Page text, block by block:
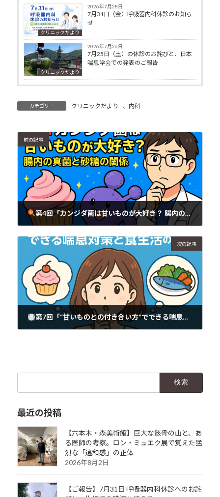
クリニックだより
2026年7月28日
7月31日（金）呼吸器内科休診のお知ら
せ
クリニックだより
2026年7月26日
7月25日（土）の休診のお詫びと、日本
喘息学会での発表のご報告
カテゴリー クリニックだより 、 内科
前の記事
第4回「カンジダ菌は甘いものが大好き？ 腸内の真菌と砂糖の関係」
次の記事
第7回「“甘いものとの付き合い方”でできる喘息対策と食生活の工夫」
最近の投稿
【六本木・森美術館】巨大な骸骨の山と、あ
る医師の考察。ロン・ミュエク展で覚えた猛
烈な「違和感」の正体
2026年8月2日
【ご報告】7月31日 呼吸器内科休診へのお詫